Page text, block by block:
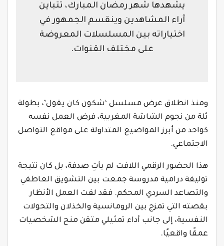
يشهدها شهر رمضان المبارك، تتباين
آراء المشاهدين وينقسم الجمهور في
اختياراته بين المسلسلات المعروضة
على مختلف القنوات.
ومنذ انطلاق عرض مسلسل ‘شكون كان يقول’، بطولة
ثلة من نجوم الشاشة المغربية، فرض العمل نفسه
كواحد من أبرز المواضيع المتداولة على مواقع التواصل
الاجتماعي.
هذا الحضور الرقمي اللافت لم يأتِ صدفة، بل كان نتيجة
توليفة درامية مدروسة جمعت بين التشويق العاطفي
والتصاعد السردي المحكم. فقد لفت العمل الأنظار
بقصته التي تمزج بين الرومانسية والخذلان والتحولات
النفسية، إلى جانب أداء تمثيلي متقن منح الشخصيات
عمقًا واقعيًا.